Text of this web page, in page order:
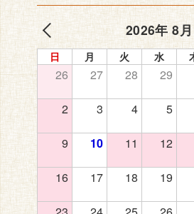
2026年 8月
日 月 火 水
26 27 28 29
2 3 4 5
9 10 11 12
16 17 18 19